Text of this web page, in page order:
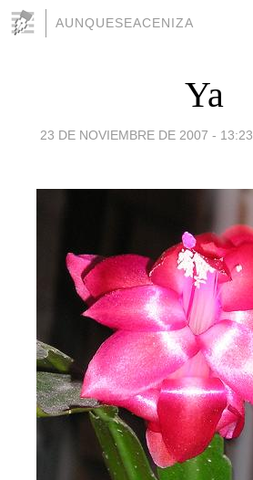
AUNQUESEACENIZA
Ya
23 DE NOVIEMBRE DE 2007 - 13:23